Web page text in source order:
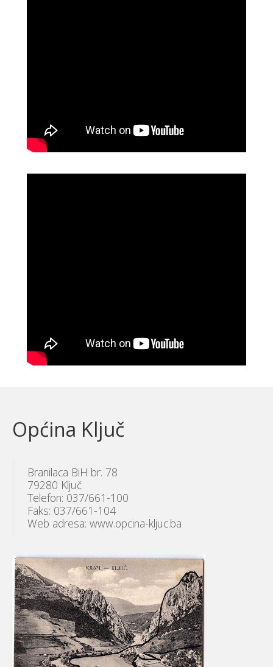
Općina Ključ
Branilaca BiH br. 78
79280 Ključ
Telefon: 037/661-100
Faks: 037/661-104
Web adresa: www.opcina-kljuc.ba